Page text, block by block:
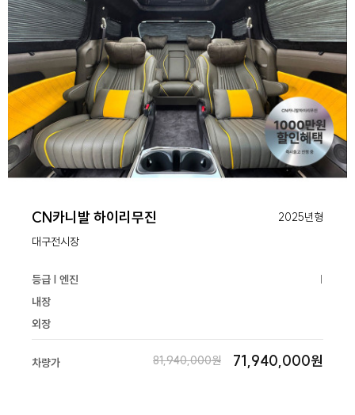
CN카니발 하이리무진
2025년형
대구전시장
등급 | 엔진
|
내장
외장
차량가 81,940,000원 71,940,000원